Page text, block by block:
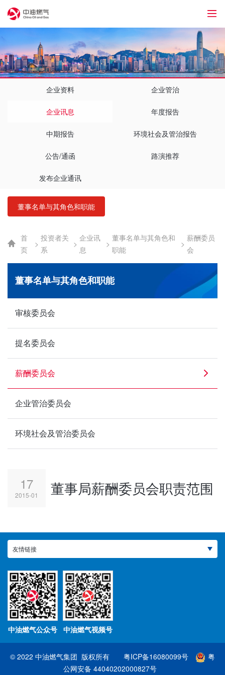
企业资料 企业管治
企业讯息 年度报告
中期报告 环境社会及管治报告
公告/通函 路演推荐
发布企业通讯
董事名单与其角色和职能
首
页
>
投资者关
系
>
企业讯
息
>
董事名单与其角色和
职能
>
薪酬委员
会
董事名单与其角色和职能
审核委员会
提名委员会
薪酬委员会
企业管治委员会
环境社会及管治委员会
17
2015-01 董事局薪酬委员会职责范围
友情链接
中油燃气公众号 中油燃气视频号
© 2022 中油燃气集团 版权所有 粤ICP备16080099号
粤
公网安备 44040202000827号